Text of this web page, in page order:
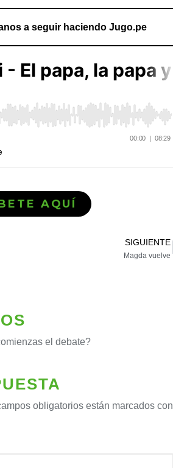
a seguir haciendo Jugo.pe
AQUÍ
SIGUIENTE
Magda vuelve
el debate?
obligatorios están marcados con